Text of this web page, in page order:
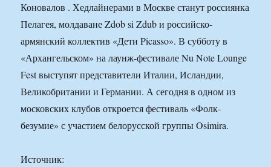
Коновалов . Хедлайнерами в Москве станут россиянка
Пелагея, молдаване Zdob si Zdub и российско-
армянский коллектив «Дети Picasso». В субботу в
«Архангельском» на лаунж-фестивале Nu Note Lounge
Fest выступят представители Италии, Исландии,
Великобритании и Германии. А сегодня в одном из
московских клубов откроется фестиваль «Фолк-
безумие» с участием белорусской группы Osimira.
Источник: